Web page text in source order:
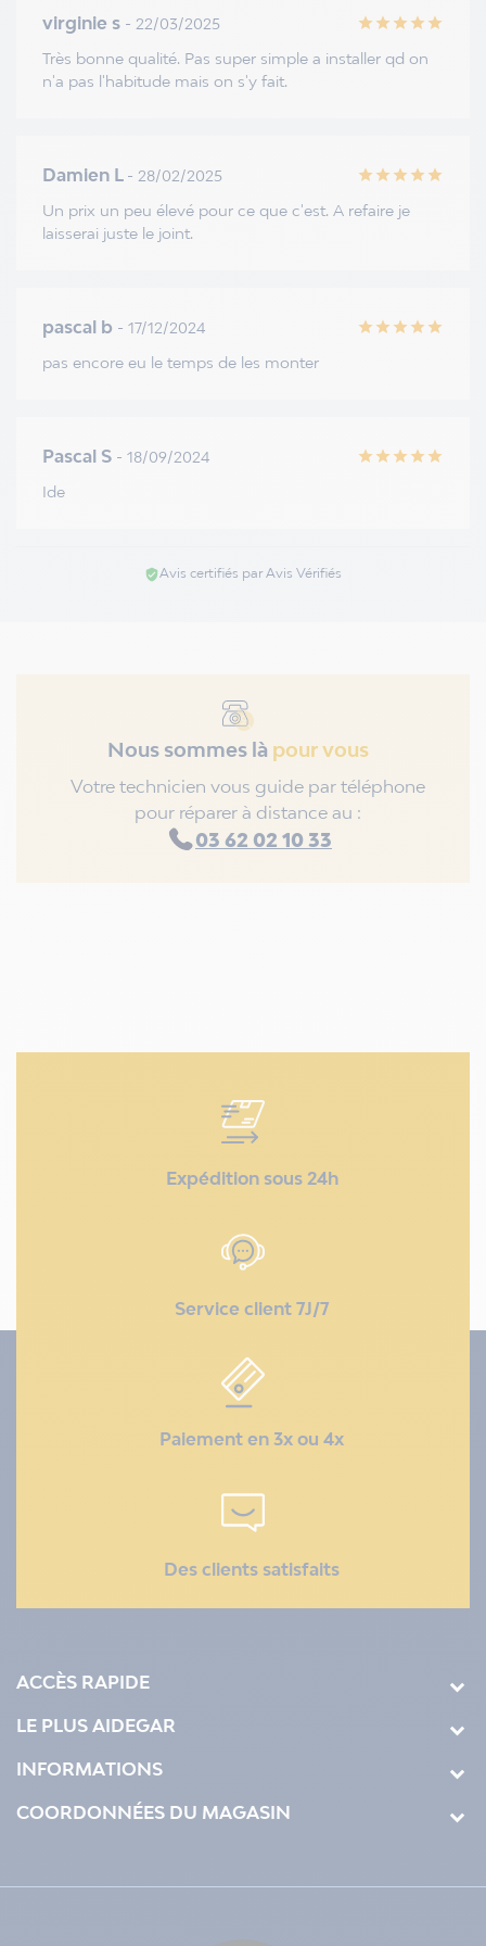
virginie s - 22/03/2025 star star star star star
Très bonne qualité. Pas super simple a installer qd on
n'a pas l'habitude mais on s'y fait.
Damien L - 28/02/2025 star star star star star
Un prix un peu élevé pour ce que c'est. A refaire je
laisserai juste le joint.
pascal b - 17/12/2024 star star star star star
pas encore eu le temps de les monter
Pascal S - 18/09/2024 star star star star star
Ide
verified_userAvis certifiés par Avis Vérifiés
Nous sommes là pour vous
Votre technicien vous guide par téléphone
pour réparer à distance au :
03 62 02 10 33
Expédition sous 24h
Service client 7J/7
Paiement en 3x ou 4x
Des clients satisfaits
ACCÈS RAPIDE
LE PLUS AIDEGAR
INFORMATIONS
COORDONNÉES DU MAGASIN